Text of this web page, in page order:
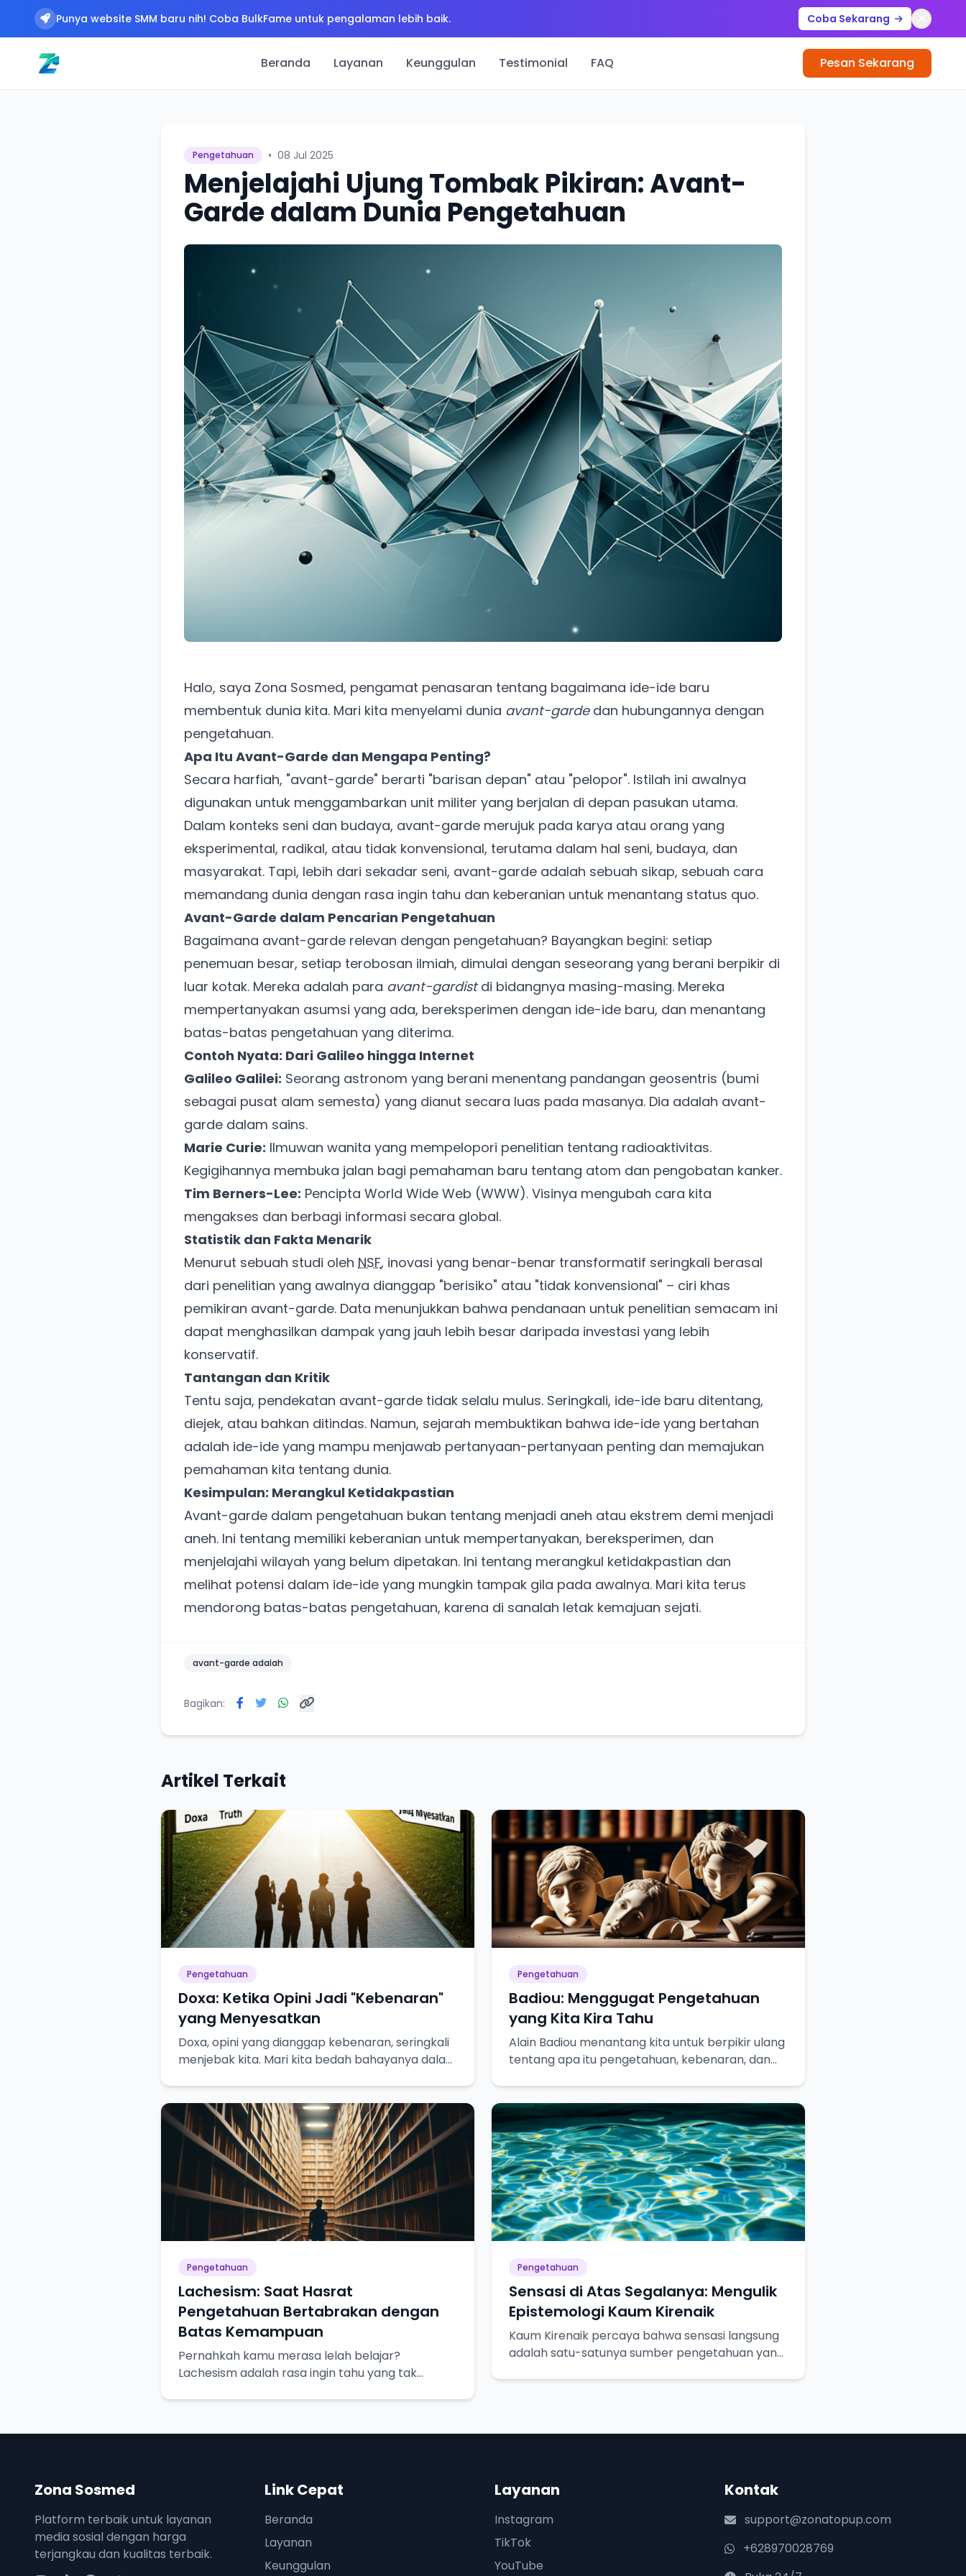
Punya website SMM baru nih! Coba BulkFame untuk pengalaman lebih baik. Coba Sekarang
Beranda Layanan Keunggulan Testimonial FAQ Pesan Sekarang
Pengetahuan • 08 Jul 2025
Menjelajahi Ujung Tombak Pikiran: Avant-
Garde dalam Dunia Pengetahuan
Halo, saya Zona Sosmed, pengamat penasaran tentang bagaimana ide-ide baru
membentuk dunia kita. Mari kita menyelami dunia avant-gardedan hubungannya dengan
pengetahuan.
Apa Itu Avant-Garde dan Mengapa Penting?
Secara harfiah, "avant-garde" berarti "barisan depan" atau "pelopor". Istilah ini awalnya
digunakan untuk menggambarkan unit militer yang berjalan di depan pasukan utama.
Dalam konteks seni dan budaya, avant-garde merujuk pada karya atau orang yang
eksperimental, radikal, atau tidak konvensional, terutama dalam hal seni, budaya, dan
masyarakat. Tapi, lebih dari sekadar seni, avant-garde adalah sebuah sikap, sebuah cara
memandang dunia dengan rasa ingin tahu dan keberanian untuk menantang status quo.
Avant-Garde dalam Pencarian Pengetahuan
Bagaimana avant-garde relevan dengan pengetahuan? Bayangkan begini: setiap
penemuan besar, setiap terobosan ilmiah, dimulai dengan seseorang yang berani berpikir di
luar kotak. Mereka adalah para avant-gardistdi bidangnya masing-masing. Mereka
mempertanyakan asumsi yang ada, bereksperimen dengan ide-ide baru, dan menantang
batas-batas pengetahuan yang diterima.
Contoh Nyata: Dari Galileo hingga Internet
Galileo Galilei: Seorang astronom yang berani menentang pandangan geosentris (bumi
sebagai pusat alam semesta) yang dianut secara luas pada masanya. Dia adalah avant-
garde dalam sains.
Marie Curie: Ilmuwan wanita yang mempelopori penelitian tentang radioaktivitas.
Kegigihannya membuka jalan bagi pemahaman baru tentang atom dan pengobatan kanker.
Tim Berners-Lee: Pencipta World Wide Web (WWW). Visinya mengubah cara kita
mengakses dan berbagi informasi secara global.
Statistik dan Fakta Menarik
Menurut sebuah studi oleh NSF, inovasi yang benar-benar transformatif seringkali berasal
dari penelitian yang awalnya dianggap "berisiko" atau "tidak konvensional" – ciri khas
pemikiran avant-garde. Data menunjukkan bahwa pendanaan untuk penelitian semacam ini
dapat menghasilkan dampak yang jauh lebih besar daripada investasi yang lebih
konservatif.
Tantangan dan Kritik
Tentu saja, pendekatan avant-garde tidak selalu mulus. Seringkali, ide-ide baru ditentang,
diejek, atau bahkan ditindas. Namun, sejarah membuktikan bahwa ide-ide yang bertahan
adalah ide-ide yang mampu menjawab pertanyaan-pertanyaan penting dan memajukan
pemahaman kita tentang dunia.
Kesimpulan: Merangkul Ketidakpastian
Avant-garde dalam pengetahuan bukan tentang menjadi aneh atau ekstrem demi menjadi
aneh. Ini tentang memiliki keberanian untuk mempertanyakan, bereksperimen, dan
menjelajahi wilayah yang belum dipetakan. Ini tentang merangkul ketidakpastian dan
melihat potensi dalam ide-ide yang mungkin tampak gila pada awalnya. Mari kita terus
mendorong batas-batas pengetahuan, karena di sanalah letak kemajuan sejati.
avant-garde adalah
Bagikan:
Artikel Terkait
Pengetahuan
Doxa: Ketika Opini Jadi "Kebenaran"
yang Menyesatkan
Doxa, opini yang dianggap kebenaran, seringkali
menjebak kita. Mari kita bedah bahayanya dalam
Pengetahuan
Badiou: Menggugat Pengetahuan
yang Kita Kira Tahu
Alain Badiou menantang kita untuk berpikir ulang
tentang apa itu pengetahuan, kebenaran, dan
Pengetahuan
Lachesism: Saat Hasrat
Pengetahuan Bertabrakan dengan
Batas Kemampuan
Pernahkah kamu merasa lelah belajar?
Lachesism adalah rasa ingin tahu yang tak
Pengetahuan
Sensasi di Atas Segalanya: Mengulik
Epistemologi Kaum Kirenaik
Kaum Kirenaik percaya bahwa sensasi langsung
adalah satu-satunya sumber pengetahuan yang
Zona Sosmed
Platform terbaik untuk layanan
media sosial dengan harga
terjangkau dan kualitas terbaik.
Link Cepat
Beranda
Layanan
Keunggulan
Layanan
Instagram
TikTok
YouTube
Kontak
support@zonatopup.com
+628970028769
Ada Website Baru!
untuk pengalaman lebih baik.
Zona Sosmed kapan saja.